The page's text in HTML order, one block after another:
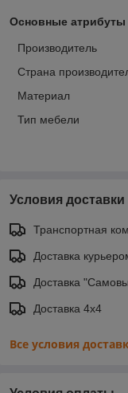
Основные атрибуты
Производитель
Страна
Материал
Тип мебели
Условия доставки
Транспортная
Доставка
Доставка
Доставка 4х4
Все условия